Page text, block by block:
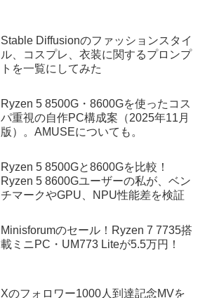
Stable Diffusionのファッションスタイ
ル、コスプレ、衣装に関するプロンプ
トを一覧にしてみた
Ryzen 5 8500G・8600Gを使ったコス
パ重視の自作PC構成案（2025年11月
版）。AMUSEについても。
Ryzen 5 8500Gと8600Gを比較！
Ryzen 5 8600Gユーザーの私が、ベン
チマークやGPU、NPU性能差を検証
Minisforumのセール！Ryzen 7 7735搭
載ミニPC・UM773 Liteが5.5万円！
Xのフォロワー1000人到達記念MVを